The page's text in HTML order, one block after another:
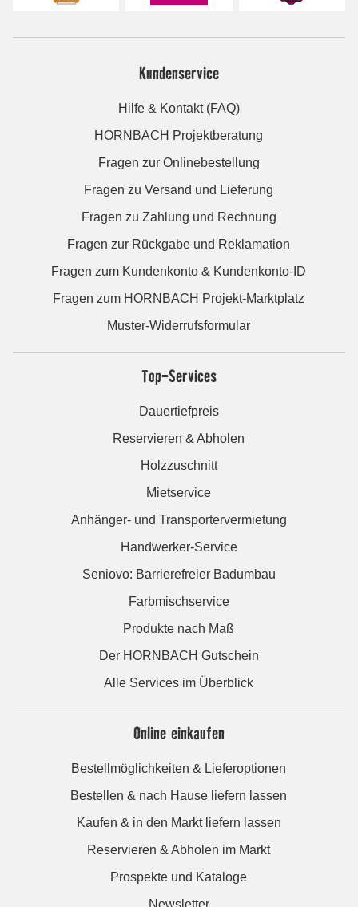
Kundenservice
Hilfe & Kontakt (FAQ)
HORNBACH Projektberatung
Fragen zur Onlinebestellung
Fragen zu Versand und Lieferung
Fragen zu Zahlung und Rechnung
Fragen zur Rückgabe und Reklamation
Fragen zum Kundenkonto & Kundenkonto-ID
Fragen zum HORNBACH Projekt-Marktplatz
Muster-Widerrufsformular
Top-Services
Dauertiefpreis
Reservieren & Abholen
Holzzuschnitt
Mietservice
Anhänger- und Transportervermietung
Handwerker-Service
Seniovo: Barrierefreier Badumbau
Farbmischservice
Produkte nach Maß
Der HORNBACH Gutschein
Alle Services im Überblick
Online einkaufen
Bestellmöglichkeiten & Lieferoptionen
Bestellen & nach Hause liefern lassen
Kaufen & in den Markt liefern lassen
Reservieren & Abholen im Markt
Prospekte und Kataloge
Newsletter